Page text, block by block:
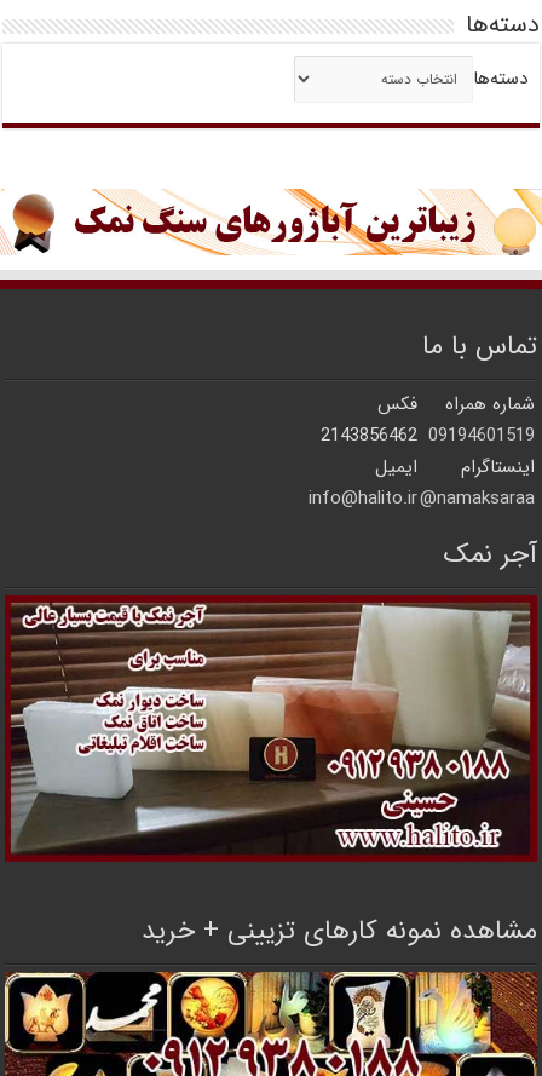
دسته‌ها
دسته‌ها
تماس با ما
شماره همراه
فکس
09194601519
2143856462
اینستاگرام
ایمیل
namaksaraa@
info@halito.ir
آجر نمک
مشاهده نمونه کارهای تزیینی + خرید